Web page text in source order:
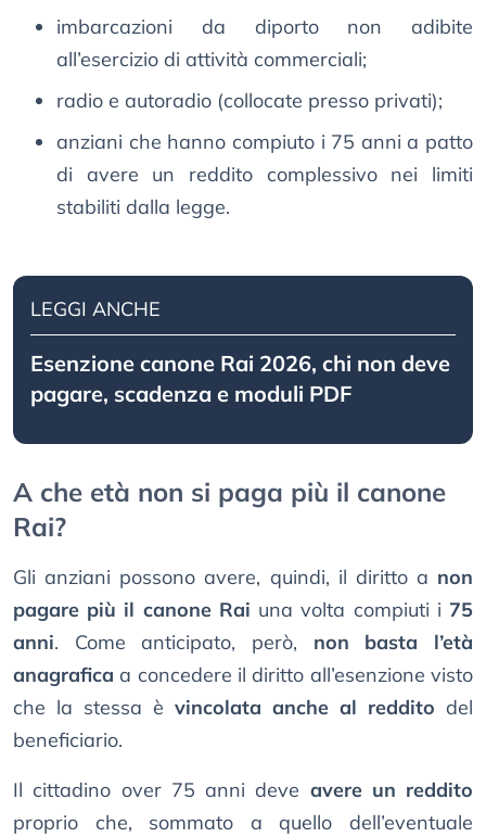
imbarcazioni da diporto non adibite
all’esercizio di attività commerciali;
radio e autoradio (collocate presso privati);
anziani che hanno compiuto i 75 anni a patto
di avere un reddito complessivo nei limiti
stabiliti dalla legge.
LEGGI ANCHE
Esenzione canone Rai 2026, chi non deve
pagare, scadenza e moduli PDF
A che età non si paga più il canone
Rai?
Gli anziani possono avere, quindi, il diritto a non
pagare più il canone Rai una volta compiuti i 75
anni. Come anticipato, però, non basta l’età
anagrafica a concedere il diritto all’esenzione visto
che la stessa è vincolata anche al reddito del
beneficiario.
Il cittadino over 75 anni deve avere un reddito
proprio che, sommato a quello dell’eventuale